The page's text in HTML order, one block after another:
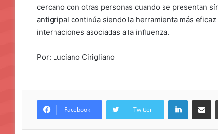
cercano con otras personas cuando se presentan
antigripal continúa siendo la herramienta más
internaciones asociadas a la influenza.
Por: Luciano Cirigliano
Facebook Twitter
LinkedIn